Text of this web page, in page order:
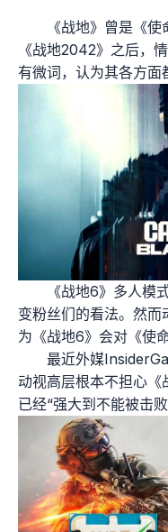
《战地》曾是《
《战地2042》之后，
有微词，认为其各方面
《战地6》多人模
变粉丝们的看法。然而
为《战地6》会对《使
最近外媒
动视高层根本不担心《
已经“强大到不能被击